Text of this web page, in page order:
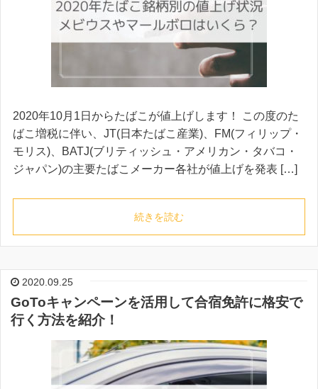
2020年10月1日からたばこが値上げします！ この度のた
ばこ増税に伴い、JT(日本たばこ産業)、FM(フィリップ・
モリス)、BATJ(ブリティッシュ・アメリカン・タバコ・
ジャパン)の主要たばこメーカー各社が値上げを発表 […]
続きを読む
2020.09.25
GoToキャンペーンを活用して合宿免許に格安で
行く方法を紹介！